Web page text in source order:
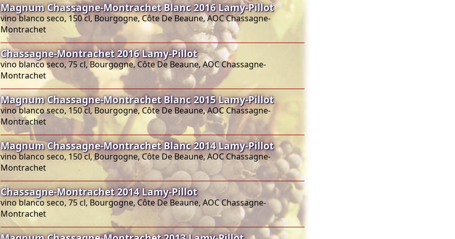
Magnum Chassagne-Montrachet Blanc 2016 Lamy-Pillot
vino blanco seco, 150 cl, Bourgogne, Côte De Beaune, AOC Chassagne-
Montrachet
Chassagne-Montrachet 2016 Lamy-Pillot
vino blanco seco, 75 cl, Bourgogne, Côte De Beaune, AOC Chassagne-
Montrachet
Magnum Chassagne-Montrachet Blanc 2015 Lamy-Pillot
vino blanco seco, 150 cl, Bourgogne, Côte De Beaune, AOC Chassagne-
Montrachet
Magnum Chassagne-Montrachet Blanc 2014 Lamy-Pillot
vino blanco seco, 150 cl, Bourgogne, Côte De Beaune, AOC Chassagne-
Montrachet
Chassagne-Montrachet 2014 Lamy-Pillot
vino blanco seco, 75 cl, Bourgogne, Côte De Beaune, AOC Chassagne-
Montrachet